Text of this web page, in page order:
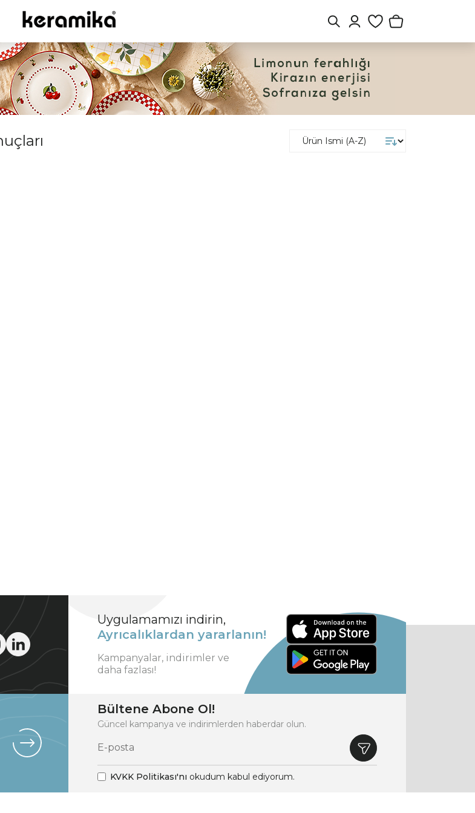
Uygulamamızı indirin,
Ayrıcalıklardan yararlanın!
Kampanyalar, indirimler ve
daha fazlası!
Bültene Abone Ol!
Güncel kampanya ve indirimlerden haberdar olun.
KVKK Politikası'nı okudum kabul ediyorum.